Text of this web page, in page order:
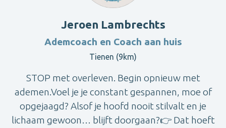
Jeroen Lambrechts
Ademcoach en Coach aan huis
Tienen (9km)
STOP met overleven. Begin opnieuw met
ademen.Voel je je constant gespannen, moe of
opgejaagd? Alsof je hoofd nooit stilvalt en je
lichaam gewoon… blijft doorgaan?👉 Dat hoeft